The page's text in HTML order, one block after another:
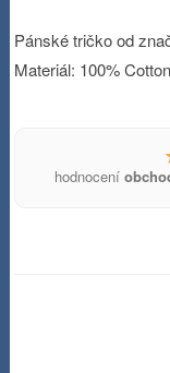
Pánské tričko od
Materiál: 100%
hodnocení